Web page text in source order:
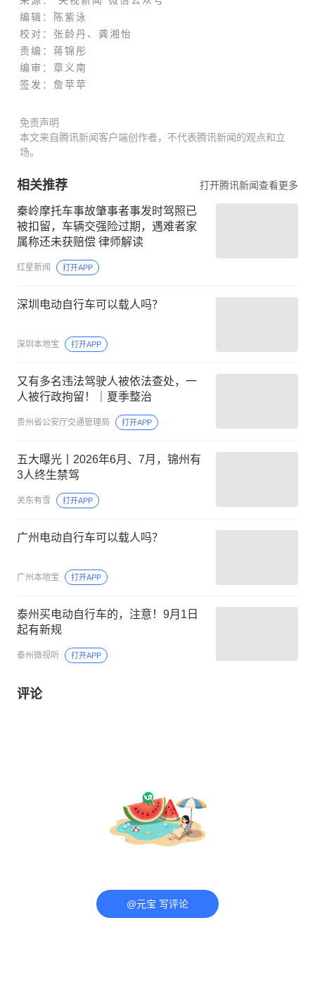
编辑：陈紫泳
校对：张龄丹、龚湘怡
责编： 蒋锦彤
编审：章义南
签发： 詹苹苹
免责声明
本文来自腾讯新闻客户端创作者，不代表腾讯新闻的观点和立
场。
相关推荐 打开腾讯新闻查看更多
秦岭摩托车事故肇事者事发时驾照已
被扣留，车辆交强险过期，遇难者家
属称还未获赔偿 律师解读
红星新闻 打开APP
深圳电动自行车可以载人吗？
深圳本地宝 打开APP
又有多名违法驾驶人被依法查处，一
人被行政拘留！｜夏季整治
贵州省公安厅交通管理局 打开APP
五大曝光丨2026年6月、7月，锦州有
3人终生禁驾
关东有雪 打开APP
广州电动自行车可以载人吗？
广州本地宝 打开APP
泰州买电动自行车的，注意！9月1日
起有新规
泰州微视听 打开APP
评论
@元宝 写评论